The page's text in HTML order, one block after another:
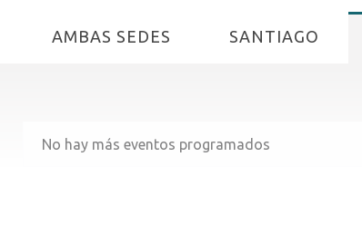
AMBAS SEDES SANTIAGO
No hay más eventos programados